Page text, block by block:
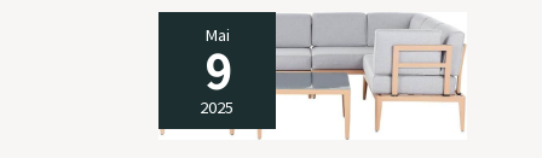
inoubliables autour
de votre nouveau
salon de jardin
modulable.
Mai
9
2025